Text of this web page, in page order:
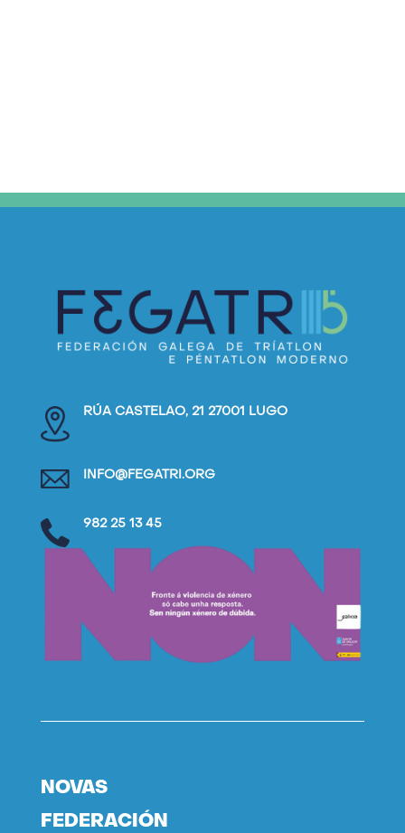
RÚA CASTELAO, 21 27001 LUGO
INFO@FEGATRI.ORG
982 25 13 45
NOVAS
FEDERACIÓN